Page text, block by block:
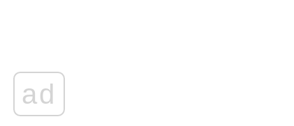
ad